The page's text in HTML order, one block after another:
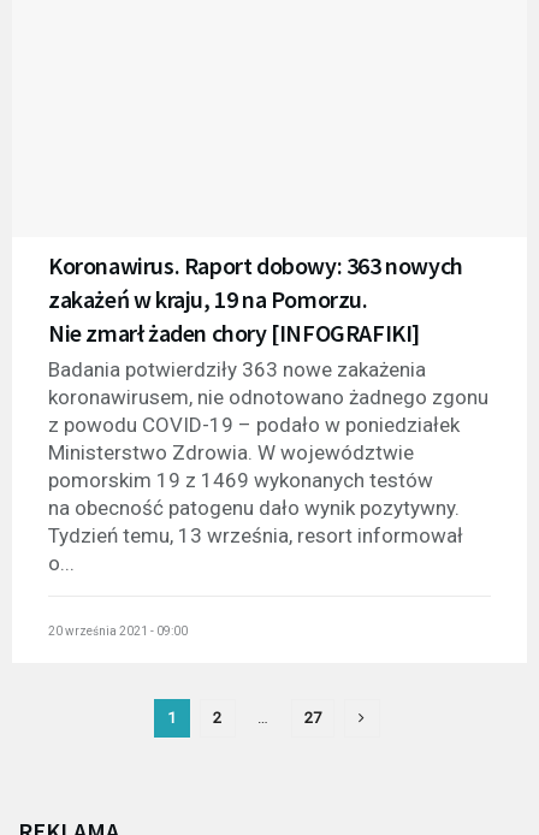
Koronawirus. Raport dobowy: 363 nowych
zakażeń w kraju, 19 na Pomorzu.
Nie zmarł żaden chory [INFOGRAFIKI]
Badania potwierdziły 363 nowe zakażenia
koronawirusem, nie odnotowano żadnego zgonu
z powodu COVID-19 – podało w poniedziałek
Ministerstwo Zdrowia. W województwie
pomorskim 19 z 1469 wykonanych testów
na obecność patogenu dało wynik pozytywny.
Tydzień temu, 13 września, resort informował
o...
20 września 2021 - 09:00
1 2 … 27